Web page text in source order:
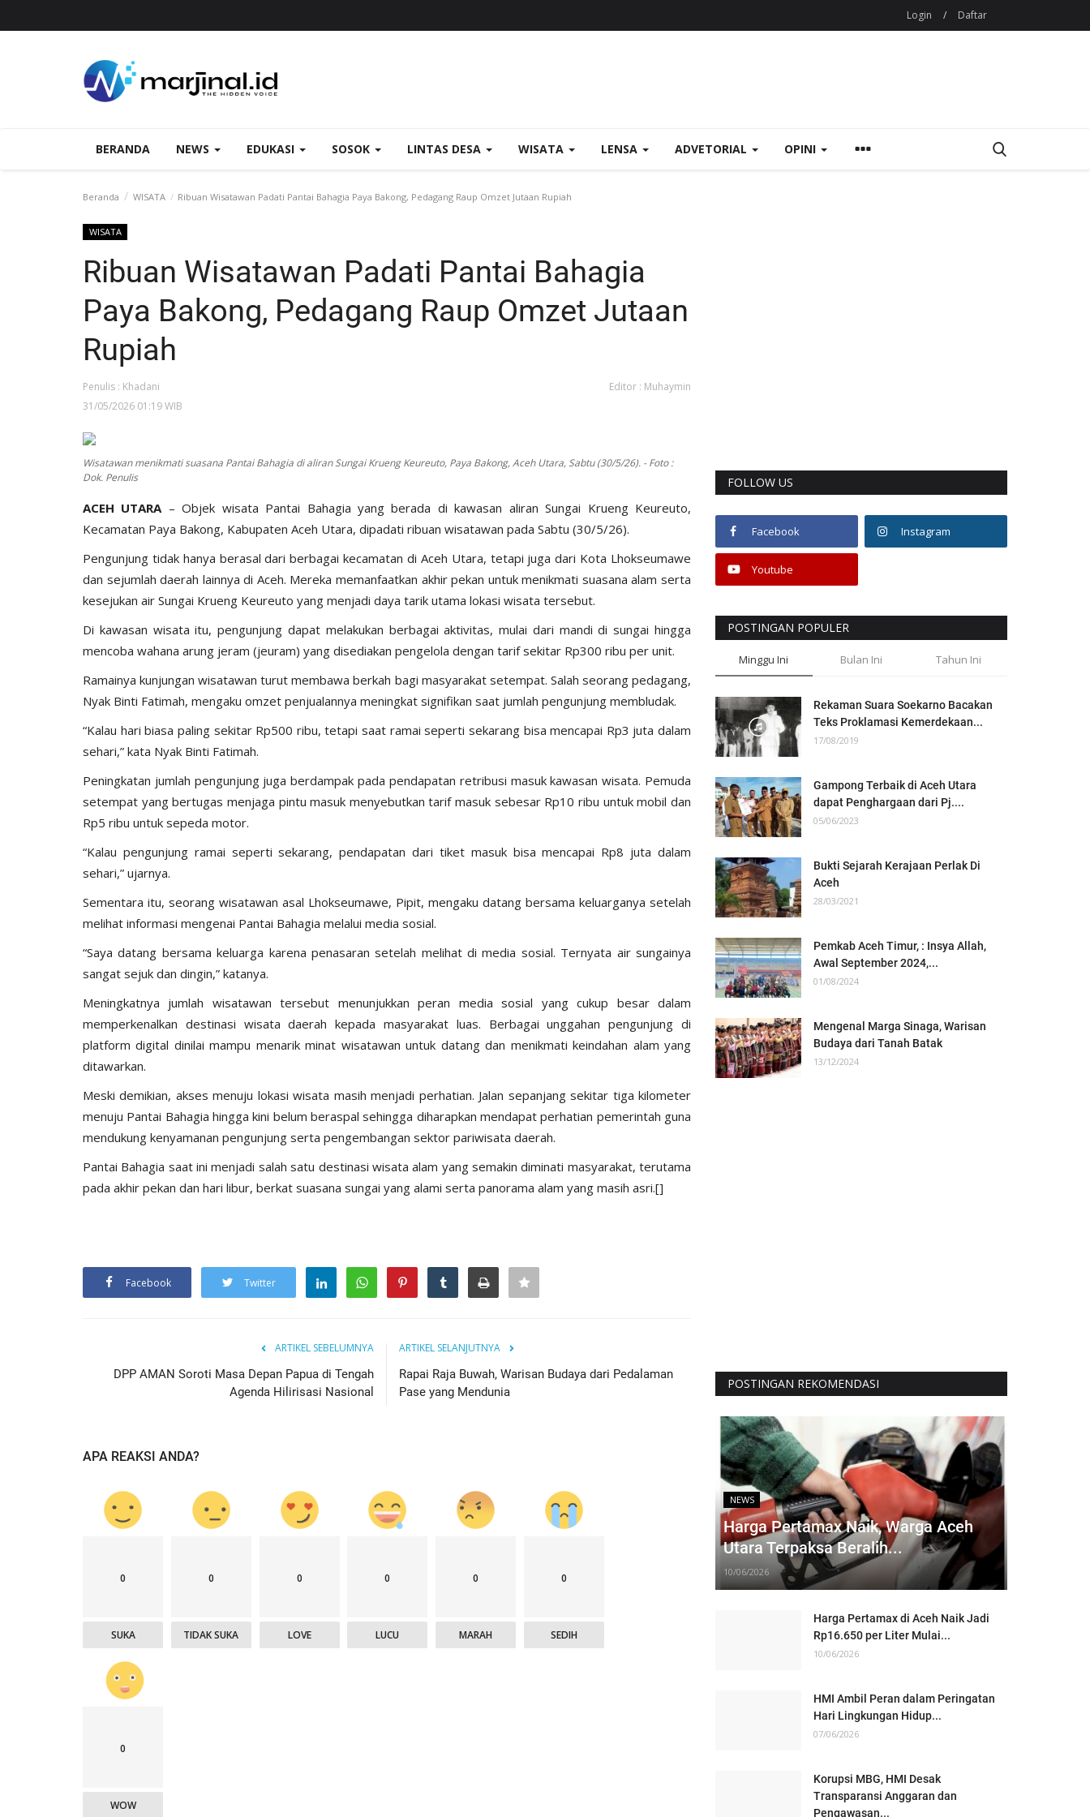
Login / Daftar
BERANDA NEWS EDUKASI SOSOK LINTAS DESA WISATA LENSA ADVETORIAL OPINI
Beranda WISATA Ribuan Wisatawan Padati Pantai Bahagia Paya Bakong, Pedagang Raup Omzet Jutaan Rupiah
WISATA
Ribuan Wisatawan Padati Pantai Bahagia
Paya Bakong, Pedagang Raup Omzet Jutaan
Rupiah
Penulis : Khadani
Editor : Muhaymin
31/05/2026 01:19 WIB
Wisatawan menikmati suasana Pantai Bahagia di aliran Sungai Krueng Keureuto, Paya Bakong, Aceh Utara, Sabtu (30/5/26). - Foto :
Dok. Penulis
ACEH UTARA – Objek wisata Pantai Bahagia yang berada di kawasan aliran Sungai Krueng Keureuto,
Kecamatan Paya Bakong, Kabupaten Aceh Utara, dipadati ribuan wisatawan pada Sabtu (30/5/26).
Pengunjung tidak hanya berasal dari berbagai kecamatan di Aceh Utara, tetapi juga dari Kota Lhokseumawe
dan sejumlah daerah lainnya di Aceh. Mereka memanfaatkan akhir pekan untuk menikmati suasana alam serta
kesejukan air Sungai Krueng Keureuto yang menjadi daya tarik utama lokasi wisata tersebut.
Di kawasan wisata itu, pengunjung dapat melakukan berbagai aktivitas, mulai dari mandi di sungai hingga
mencoba wahana arung jeram (jeuram) yang disediakan pengelola dengan tarif sekitar Rp300 ribu per unit.
Ramainya kunjungan wisatawan turut membawa berkah bagi masyarakat setempat. Salah seorang pedagang,
Nyak Binti Fatimah, mengaku omzet penjualannya meningkat signifikan saat jumlah pengunjung membludak.
“Kalau hari biasa paling sekitar Rp500 ribu, tetapi saat ramai seperti sekarang bisa mencapai Rp3 juta dalam
sehari,” kata Nyak Binti Fatimah.
Peningkatan jumlah pengunjung juga berdampak pada pendapatan retribusi masuk kawasan wisata. Pemuda
setempat yang bertugas menjaga pintu masuk menyebutkan tarif masuk sebesar Rp10 ribu untuk mobil dan
Rp5 ribu untuk sepeda motor.
“Kalau pengunjung ramai seperti sekarang, pendapatan dari tiket masuk bisa mencapai Rp8 juta dalam
sehari,” ujarnya.
Sementara itu, seorang wisatawan asal Lhokseumawe, Pipit, mengaku datang bersama keluarganya setelah
melihat informasi mengenai Pantai Bahagia melalui media sosial.
“Saya datang bersama keluarga karena penasaran setelah melihat di media sosial. Ternyata air sungainya
sangat sejuk dan dingin,” katanya.
Meningkatnya jumlah wisatawan tersebut menunjukkan peran media sosial yang cukup besar dalam
memperkenalkan destinasi wisata daerah kepada masyarakat luas. Berbagai unggahan pengunjung di
platform digital dinilai mampu menarik minat wisatawan untuk datang dan menikmati keindahan alam yang
ditawarkan.
Meski demikian, akses menuju lokasi wisata masih menjadi perhatian. Jalan sepanjang sekitar tiga kilometer
menuju Pantai Bahagia hingga kini belum beraspal sehingga diharapkan mendapat perhatian pemerintah guna
mendukung kenyamanan pengunjung serta pengembangan sektor pariwisata daerah.
Pantai Bahagia saat ini menjadi salah satu destinasi wisata alam yang semakin diminati masyarakat, terutama
pada akhir pekan dan hari libur, berkat suasana sungai yang alami serta panorama alam yang masih asri.[]
Facebook Twitter
ARTIKEL SEBELUMNYA
DPP AMAN Soroti Masa Depan Papua di Tengah
Agenda Hilirisasi Nasional
ARTIKEL SELANJUTNYA
Rapai Raja Buwah, Warisan Budaya dari Pedalaman
Pase yang Mendunia
APA REAKSI ANDA?
0
SUKA
0
TIDAK SUKA
0
LOVE
0
LUCU
0
MARAH
0
SEDIH
0
WOW
FOLLOW US
Facebook Instagram
Youtube
POSTINGAN POPULER
Minggu Ini Bulan Ini Tahun Ini
Rekaman Suara Soekarno Bacakan
Teks Proklamasi Kemerdekaan...
17/08/2019
Gampong Terbaik di Aceh Utara
dapat Penghargaan dari Pj....
05/06/2023
Bukti Sejarah Kerajaan Perlak Di
Aceh
28/03/2021
Pemkab Aceh Timur, : Insya Allah,
Awal September 2024,...
01/08/2024
Mengenal Marga Sinaga, Warisan
Budaya dari Tanah Batak
13/12/2024
POSTINGAN REKOMENDASI
NEWS
Harga Pertamax Naik, Warga Aceh
Utara Terpaksa Beralih...
10/06/2026
Harga Pertamax di Aceh Naik Jadi
Rp16.650 per Liter Mulai...
10/06/2026
HMI Ambil Peran dalam Peringatan
Hari Lingkungan Hidup...
07/06/2026
Korupsi MBG, HMI Desak
Transparansi Anggaran dan
Pengawasan...